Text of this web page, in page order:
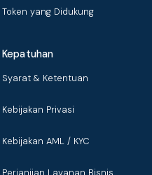
Token yang Didukung
Kepatuhan
Syarat & Ketentuan
Kebijakan Privasi
Kebijakan AML / KYC
Perjanjian Layanan Bisnis